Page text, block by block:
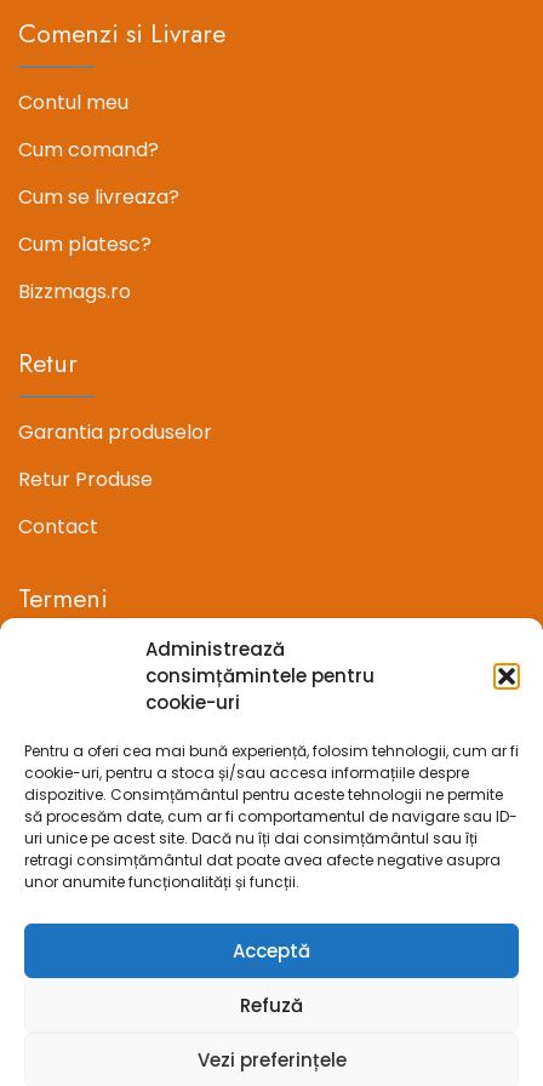
Administrează
consimțămintele pentru
cookie-uri
Pentru a oferi cea mai bună experiență, folosim tehnologii, cum ar fi
cookie-uri, pentru a stoca și/sau accesa informațiile despre
dispozitive. Consimțământul pentru aceste tehnologii ne permite
să procesăm date, cum ar fi comportamentul de navigare sau ID-
uri unice pe acest site. Dacă nu îți dai consimțământul sau îți
retragi consimțământul dat poate avea afecte negative asupra
unor anumite funcționalități și funcții.
Acceptă
Refuză
Vezi preferințele
Comenzi si Livrare
Contul meu
Cum comand?
Cum se livreaza?
Cum platesc?
Bizzmags.ro
Retur
Garantia produselor
Retur Produse
Contact
Termeni
Termeni si conditii
Confidentialitate
Politica cookie-uri (UE)
Prelucrarea datelor cu caracter personal
Legal